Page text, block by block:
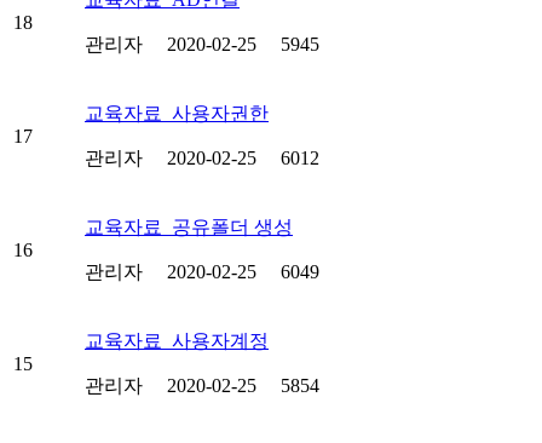
18
관리자 2020-02-25 5945
17
교육자료_사용자권한
관리자 2020-02-25 6012
16
교육자료_공유폴더 생성
관리자 2020-02-25 6049
15
교육자료_사용자계정
관리자 2020-02-25 5854